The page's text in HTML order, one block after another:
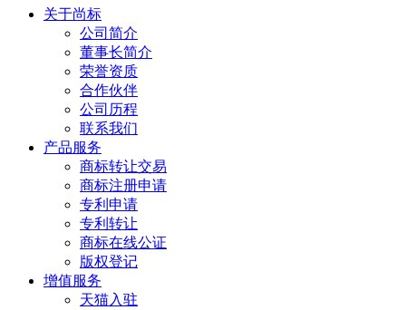
关于尚标
公司简介
董事长简介
荣誉资质
合作伙伴
公司历程
联系我们
产品服务
商标转让交易
商标注册申请
专利申请
专利转让
商标在线公证
版权登记
增值服务
天猫入驻